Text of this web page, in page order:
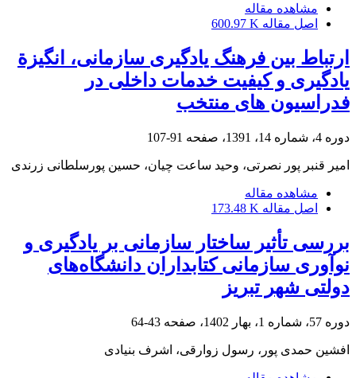
مشاهده مقاله
اصل مقاله 600.97 K
ارتباط بین فرهنگ یادگیری سازمانی، انگیزة
یادگیری و کیفیت خدمات داخلی در
فدراسیون های منتخب
دوره 4، شماره 14، 1391، صفحه 91-107
امیر قنبر پور نصرتی، وحید ساعت چیان، حسین پورسلطانی زرندی
مشاهده مقاله
اصل مقاله 173.48 K
بررسی تأثیر ساختار سازمانی بر یادگیری و
نوآوری سازمانی کتابداران دانشگاه‌های
دولتی شهر تبریز
دوره 57، شماره 1، بهار 1402، صفحه 43-64
افشین حمدی پور، رسول زوارقی، اشرف بنیادی